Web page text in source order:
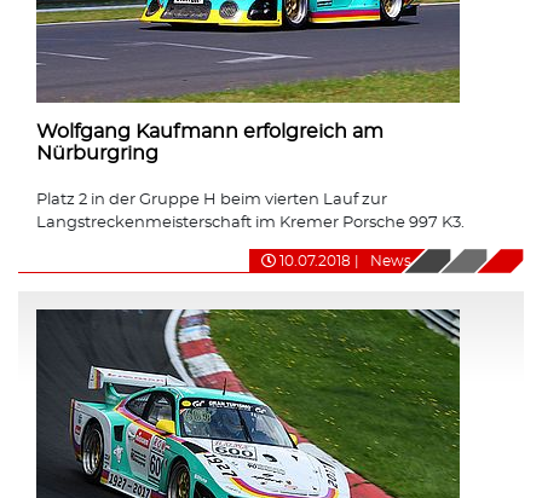
Wolfgang Kaufmann erfolgreich am
Nürburgring
Platz 2 in der Gruppe H beim vierten Lauf zur
Langstreckenmeisterschaft im Kremer Porsche 997 K3.
10.07.2018 News